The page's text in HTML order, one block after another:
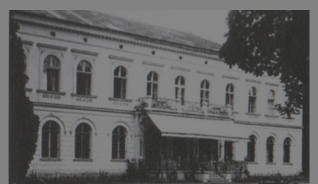
jednoduchost, měkkost a bezpečí, proto by pokoj
miminka měl působit především klidně a útulně.
Předškolní věk je